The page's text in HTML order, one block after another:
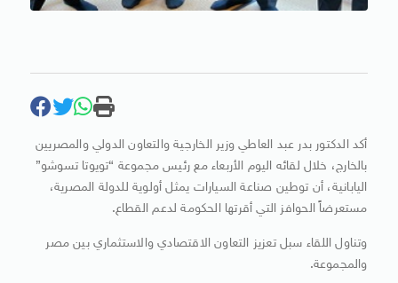
أكد الدكتور بدر عبد العاطي وزير الخارجية والتعاون الدولي والمصريين
بالخارج، خلال لقائه اليوم الأربعاء مع رئيس مجموعة “تويوتا تسوشو”
اليابانية، أن توطين صناعة السيارات يمثل أولوية للدولة المصرية،
مستعرضاً الحوافز التي أقرتها الحكومة لدعم القطاع.
وتناول اللقاء سبل تعزيز التعاون الاقتصادي والاستثماري بين مصر
والمجموعة.